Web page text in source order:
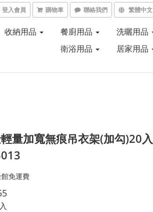
登入會員 購物車 聯絡我們 繁體中文
收納用品 餐廚用品
洗曬用品
衛浴用品
居家用品
量加寬無痕吊衣架(加勾)20入
免運費